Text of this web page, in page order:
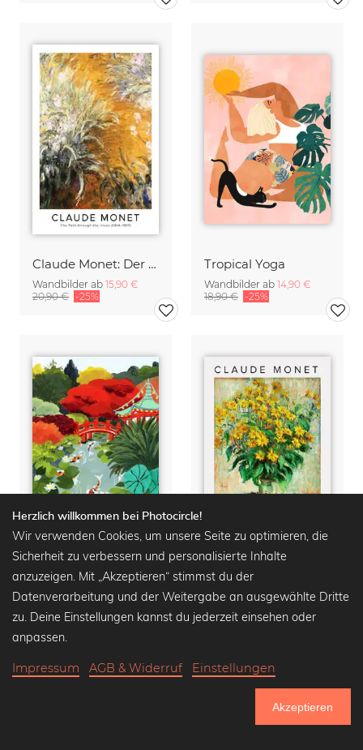
Claude Monet: Der Weg durch die Schwertlilien - Ausstellungsposter
Wandbilder ab 15,90 €
20,90 € -25%
Tropical Yoga
Wandbilder ab 14,90 €
18,90 € -25%
Japanese Garden
Wandbilder ab15,90 €
Wandbilder ab15,90 €
Herzlich willkommen bei Photocircle!
Wir verwenden Cookies, um unsere Seite zu optimieren, die
Sicherheit zu verbessern und personalisierte Inhalte
anzuzeigen. Mit „Akzeptieren“ stimmst du der
Datenverarbeitung und der Weitergabe an ausgewählte Dritte
zu. Deine Einstellungen kannst du jederzeit einsehen oder
anpassen.
Impressum AGB & Widerruf Einstellungen
Akzeptieren